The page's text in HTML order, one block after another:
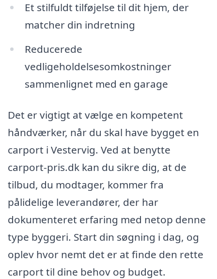
Et stilfuldt tilføjelse til dit hjem, der
matcher din indretning
Reducerede
vedligeholdelsesomkostninger
sammenlignet med en garage
Det er vigtigt at vælge en kompetent
håndværker, når du skal have bygget en
carport i Vestervig. Ved at benytte
carport-pris.dk kan du sikre dig, at de
tilbud, du modtager, kommer fra
pålidelige leverandører, der har
dokumenteret erfaring med netop denne
type byggeri. Start din søgning i dag, og
oplev hvor nemt det er at finde den rette
carport til dine behov og budget.